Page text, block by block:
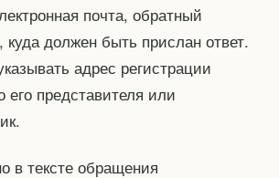
почта, обратный
куда должен быть прислан ответ.
адрес регистрации
представителя или
в тексте обращения